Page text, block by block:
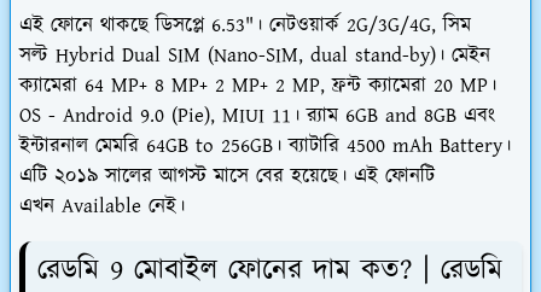
এই ফোনে থাকছে ডিসপ্লে 6.53"। নেটওয়ার্ক 2G/3G/4G, সিম
সল্ট Hybrid Dual SIM (Nano-SIM, dual stand-by)। মেইন
ক্যামেরা 64 MP+ 8 MP+ 2 MP+ 2 MP, ফ্রন্ট ক্যামেরা 20 MP।
OS - Android 9.0 (Pie), MIUI 11। র‍্যাম 6GB and 8GB এবং
ইন্টারনাল মেমরি 64GB to 256GB। ব্যাটারি 4500 mAh Battery।
এটি ২০১৯ সালের আগস্ট মাসে বের হয়েছে। এই ফোনটি
এখন Available নেই।
রেডমি 9 মোবাইল ফোনের দাম কত? | রেডমি